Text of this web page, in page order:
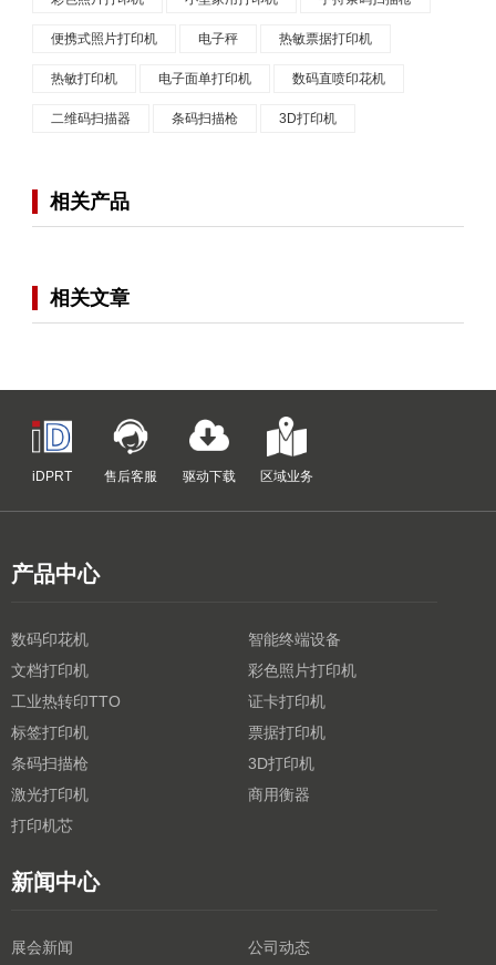
便携式照片打印机 电子秤 热敏票据打印机
热敏打印机 电子面单打印机 数码直喷印花机
二维码扫描器 条码扫描枪 3D打印机
相关产品
相关文章
iDPRT 售后客服 驱动下载 区域业务
产品中心
数码印花机
智能终端设备
文档打印机
彩色照片打印机
工业热转印TTO
证卡打印机
标签打印机
票据打印机
条码扫描枪
3D打印机
激光打印机
商用衡器
打印机芯
新闻中心
展会新闻
公司动态